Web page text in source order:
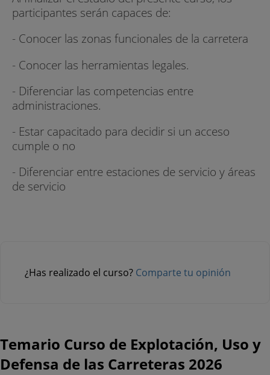
participantes serán capaces de:
- Conocer las zonas funcionales de la carretera
- Conocer las herramientas legales.
- Diferenciar las competencias entre
administraciones.
- Estar capacitado para decidir si un acceso
cumple o no
- Diferenciar entre estaciones de servicio y áreas
de servicio
¿Has realizado el curso? Comparte tu opinión
Temario Curso de Explotación, Uso y
Defensa de las Carreteras 2026